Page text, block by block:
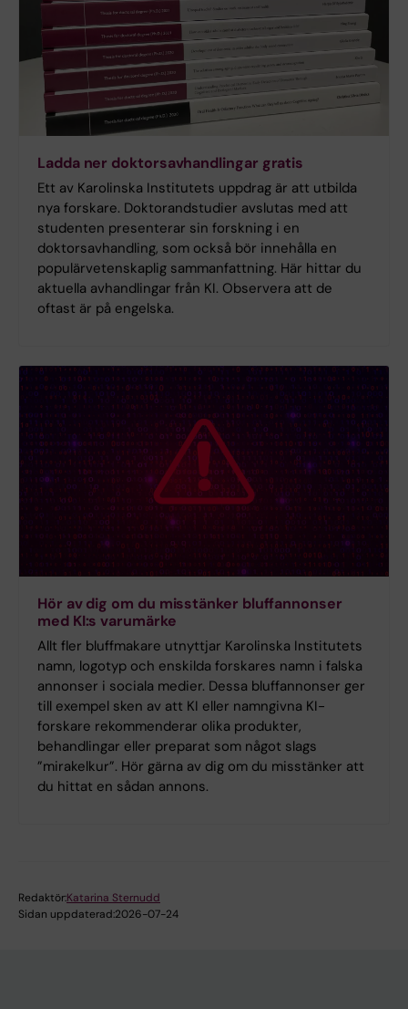
Ladda ner doktorsavhandlingar gratis
Ett av Karolinska Institutets uppdrag är att utbilda
nya forskare. Doktorandstudier avslutas med att
studenten presenterar sin forskning i en
doktorsavhandling, som också bör innehålla en
populärvetenskaplig sammanfattning. Här hittar du
aktuella avhandlingar från KI. Observera att de
oftast är på engelska.
Hör av dig om du misstänker bluffannonser
med KI:s varumärke
Allt fler bluffmakare utnyttjar Karolinska Institutets
namn, logotyp och enskilda forskares namn i falska
annonser i sociala medier. Dessa bluffannonser ger
till exempel sken av att KI eller namngivna KI-
forskare rekommenderar olika produkter,
behandlingar eller preparat som något slags
”mirakelkur”. Hör gärna av dig om du misstänker att
du hittat en sådan annons.
Redaktör:Katarina Sternudd
Sidan uppdaterad:2026-07-24